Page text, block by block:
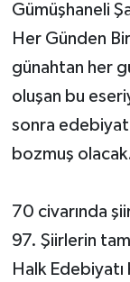
Gümüşhaneli
Her Günden
günahtan her
oluşan bu
sonra edebiyat
bozmuş
70 civarında
97. Şiirlerin
Halk